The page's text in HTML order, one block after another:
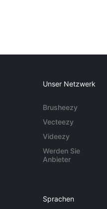
Unser Netzwerk
Brusheezy
Vecteezy
Videezy
Werden Sie
Anbieter
Sprachen